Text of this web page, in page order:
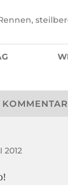
,
KOMMENTAR
2012